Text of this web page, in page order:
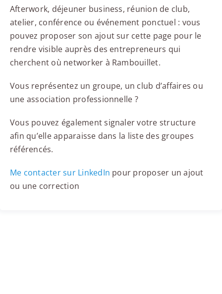
Afterwork, déjeuner business, réunion de club,
atelier, conférence ou événement ponctuel : vous
pouvez proposer son ajout sur cette page pour le
rendre visible auprès des entrepreneurs qui
cherchent où networker à Rambouillet.
Vous représentez un groupe, un club d’affaires ou
une association professionnelle ?
Vous pouvez également signaler votre structure
afin qu’elle apparaisse dans la liste des groupes
référencés.
Me contacter sur LinkedIn pour proposer un ajout
ou une correction